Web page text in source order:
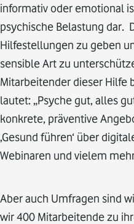
informativ oder emotional
psychische Belastung dar.
Hilfestellungen zu geben
sensible Art zu
Mitarbeitender dieser Hilfe
lautet: „Psyche gut, alles
konkrete, präventive
‚Gesund führen‘ über
Webinaren und vielem
Aber auch Umfragen sind
wir 400 Mitarbeitende zu